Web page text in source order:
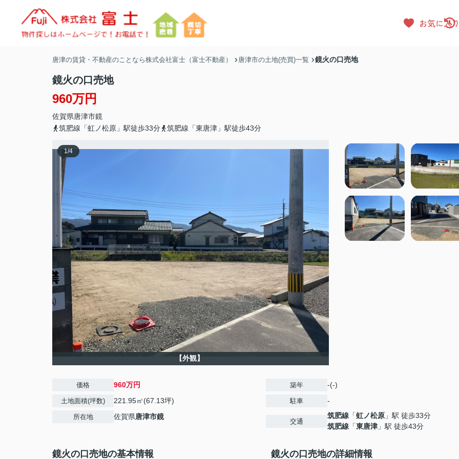
お気に入
唐津の賃貸・不動産のことなら株式会社富士（富士不動産） 唐津市の土地(売買)一覧 鏡火の口売地
鏡火の口売地
960万円
佐賀県唐津市鏡
筑肥線「虹ノ松原」駅徒歩33分
筑肥線「東唐津」駅徒歩43分
1/4
【外観】
価格 960万円
土地面積(坪数) 221.95㎡(67.13坪)
所在地 佐賀県唐津市鏡
築年 -(-)
駐車 -
交通
筑肥線 「虹ノ松原 」駅 徒歩33分
筑肥線 「東唐津 」駅 徒歩43分
鏡火の口売地の基本情報 鏡火の口売地の詳細情報